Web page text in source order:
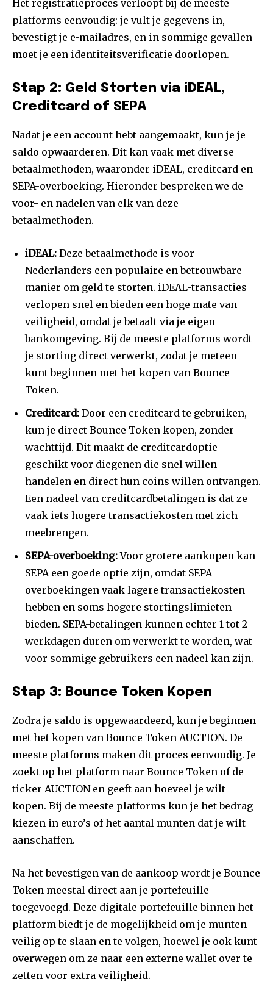
Het registratieproces verloopt bij de meeste
platforms eenvoudig: je vult je gegevens in,
bevestigt je e-mailadres, en in sommige gevallen
moet je een identiteitsverificatie doorlopen.
Stap 2: Geld Storten via iDEAL,
Creditcard of SEPA
Nadat je een account hebt aangemaakt, kun je je
saldo opwaarderen. Dit kan vaak met diverse
betaalmethoden, waaronder iDEAL, creditcard en
SEPA-overboeking. Hieronder bespreken we de
voor- en nadelen van elk van deze
betaalmethoden.
iDEAL: Deze betaalmethode is voor
Nederlanders een populaire en betrouwbare
manier om geld te storten. iDEAL-transacties
verlopen snel en bieden een hoge mate van
veiligheid, omdat je betaalt via je eigen
bankomgeving. Bij de meeste platforms wordt
je storting direct verwerkt, zodat je meteen
kunt beginnen met het kopen van Bounce
Token.
Creditcard: Door een creditcard te gebruiken,
kun je direct Bounce Token kopen, zonder
wachttijd. Dit maakt de creditcardoptie
geschikt voor diegenen die snel willen
handelen en direct hun coins willen ontvangen.
Een nadeel van creditcardbetalingen is dat ze
vaak iets hogere transactiekosten met zich
meebrengen.
SEPA-overboeking:Voor grotere aankopen kan
SEPA een goede optie zijn, omdat SEPA-
overboekingen vaak lagere transactiekosten
hebben en soms hogere stortingslimieten
bieden. SEPA-betalingen kunnen echter 1 tot 2
werkdagen duren om verwerkt te worden, wat
voor sommige gebruikers een nadeel kan zijn.
Stap 3: Bounce Token Kopen
Zodra je saldo is opgewaardeerd, kun je beginnen
met het kopen van Bounce Token AUCTION. De
meeste platforms maken dit proces eenvoudig. Je
zoekt op het platform naar Bounce Token of de
ticker AUCTION en geeft aan hoeveel je wilt
kopen. Bij de meeste platforms kun je het bedrag
kiezen in euro’s of het aantal munten dat je wilt
aanschaffen.
Na het bevestigen van de aankoop wordt je Bounce
Token meestal direct aan je portefeuille
toegevoegd. Deze digitale portefeuille binnen het
platform biedt je de mogelijkheid om je munten
veilig op te slaan en te volgen, hoewel je ook kunt
overwegen om ze naar een externe wallet over te
zetten voor extra veiligheid.